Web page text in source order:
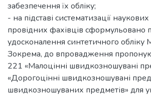
забезпечення їх обліку;
- на підставі систематизації
провідних фахівців сформульовано
удосконалення синтетичного
Зокрема, до впровадження
221 «Малоцінні швидкозношувані
«Дорогоцінні швидкозношувані
швидкозношуваних предметів» для